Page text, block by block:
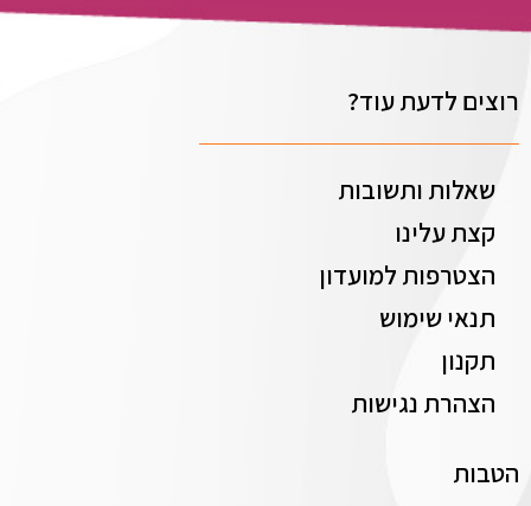
רוצים לדעת עוד?
שאלות ותשובות
קצת עלינו
הצטרפות למועדון
תנאי שימוש
תקנון
הצהרת נגישות
הטבות